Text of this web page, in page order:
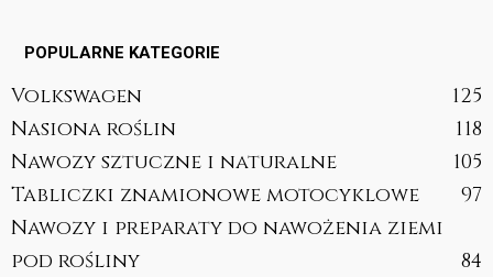
POPULARNE KATEGORIE
Volkswagen
125
Nasiona roślin
118
Nawozy sztuczne i naturalne
105
Tabliczki znamionowe motocyklowe
97
Nawozy i preparaty do nawożenia ziemi
pod rośliny
84